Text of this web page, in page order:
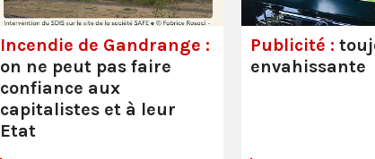
Incendie de Gandrange :
on ne peut pas faire
confiance aux
capitalistes et à leur
Etat
Publicité :
envahissante